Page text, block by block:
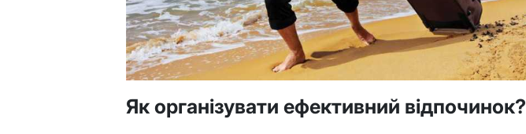
Як організувати ефективний відпочинок?